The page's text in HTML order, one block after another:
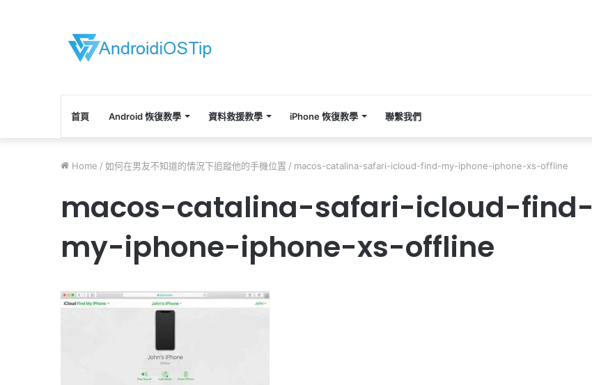
首頁 Android 恢復教學 資料救援教學 iPhone 恢復教學 聯繫我們
Home / 如何在男友不知道的情況下追蹤他的手機位置 / macos-catalina-safari-icloud-find-my-iphone-iphone-xs-offline
macos-catalina-safari-icloud-find-
my-iphone-iphone-xs-offline